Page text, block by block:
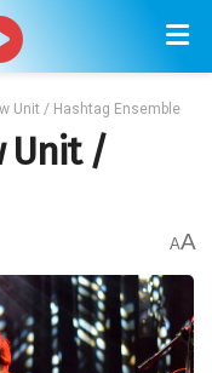
Unit / Hashtag Ensemble
Unit /
AA